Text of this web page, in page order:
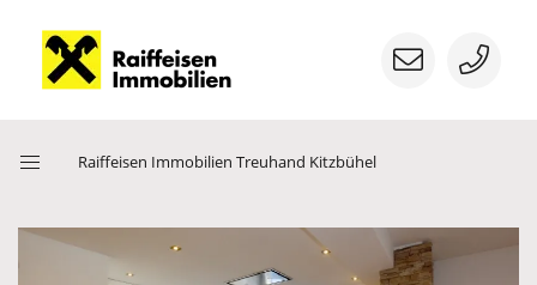
MenüRaiffeisen Immobilien Treuhand Kitzbühel